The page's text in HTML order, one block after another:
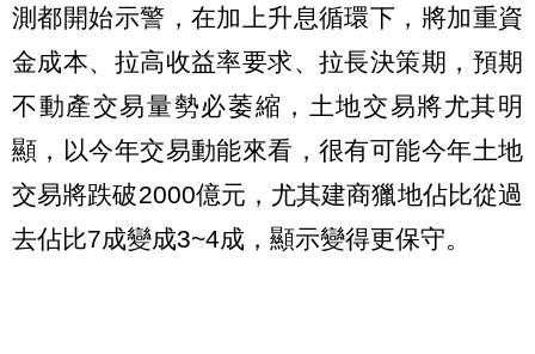
測都開始示警，在加上升息循環下，將加重資
金成本、拉高收益率要求、拉長決策期，預期
不動產交易量勢必萎縮，土地交易將尤其明
顯，以今年交易動能來看，很有可能今年土地
交易將跌破2000億元，尤其建商獵地佔比從過
去佔比7成變成3~4成，顯示變得更保守。